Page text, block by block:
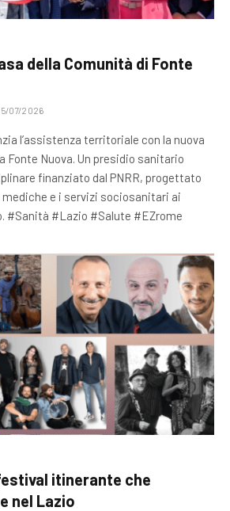
della Comunità di Fonte
07/2026
l’assistenza territoriale con la nuova
Fonte Nuova. Un presidio sanitario
finanziato dal PNRR, progettato
mediche e i servizi sociosanitari ai
#Sanità #Lazio #Salute #EZrome
itinerante che
nel Lazio